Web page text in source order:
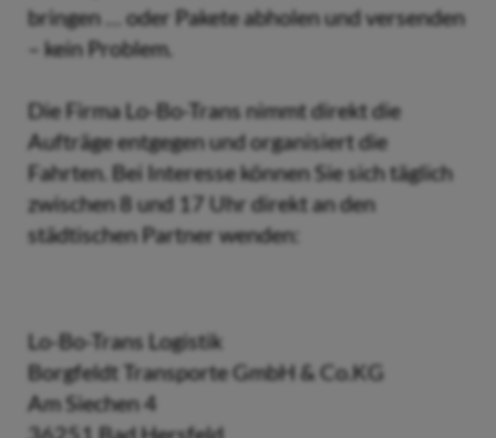
bringen … oder Pakete abholen und versenden
– kein Problem.
Die Firma Lo-Bo-Trans nimmt direkt die
Aufträge entgegen und organisiert die
Fahrten. Bei Interesse können Sie sich täglich
zwischen 8 und 17 Uhr direkt an den
städtischen Partner wenden:
Lo-Bo-Trans Logistik
Borgfeldt Transporte GmbH & Co.KG
Am Siechen 4